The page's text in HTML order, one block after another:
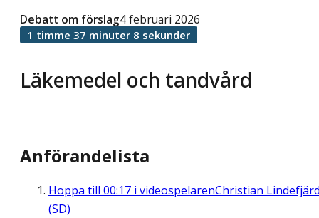
Läkemedel och tandvård
Debatt om förslag4 februari 2026
1 timme 37 minuter 8 sekunder
Anförandelista
Hoppa till 00:17 i videospelarenChristian
(SD)